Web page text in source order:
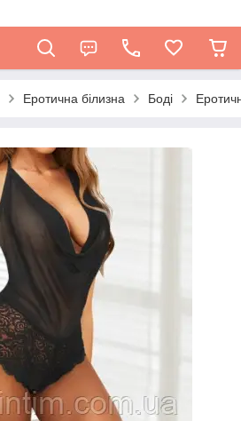
Еротична білизна Боді